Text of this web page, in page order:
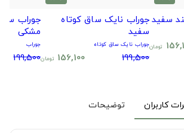
سفید
تومان
جوراب نایک ساق کوتاه
سفید
جوراب نایک ساق کوتاه
199,500
156,100 تومان
جوراب
مشکی
جوراب
199,500
کاربران توضیحات